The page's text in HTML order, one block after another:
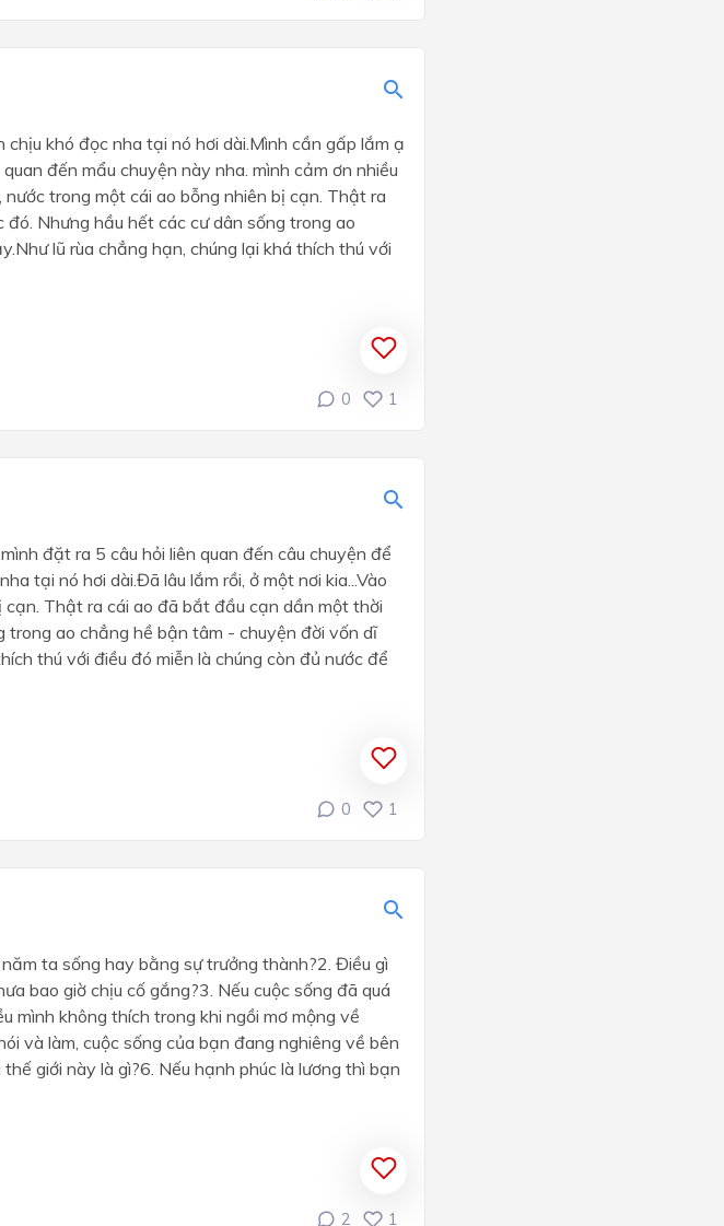
khó đọc nha tại nó hơi dài.Mình cần gấp lắm ạ
đến mẩu chuyện này nha. mình cảm ơn nhiều
nước trong một cái ao bỗng nhiên bị cạn. Thật ra
Nhưng hầu hết các cư dân sống trong ao
lũ rùa chẳng hạn, chúng lại khá thích thú với
0 1
đặt ra 5 câu hỏi liên quan đến câu chuyện để
tại nó hơi dài.Đã lâu lắm rồi, ở một nơi kia...Vào
Thật ra cái ao đã bắt đầu cạn dần một thời
trong ao chẳng hề bận tâm - chuyện đời vốn dĩ
thú với điều đó miễn là chúng còn đủ nước để
0 1
ta sống hay bằng sự trưởng thành?2. Điều gì
bao giờ chịu cố gắng?3. Nếu cuộc sống đã quá
mình không thích trong khi ngồi mơ mộng về
và làm, cuộc sống của bạn đang nghiêng về bên
giới này là gì?6. Nếu hạnh phúc là lương thì bạn
2 1